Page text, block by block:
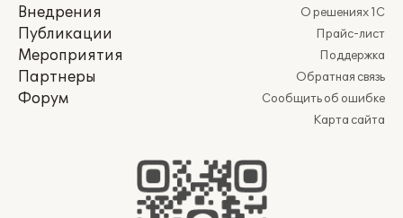
Внедрения
Публикации
Мероприятия
Партнеры
Форум
О решениях 1С
Прайс-лист
Поддержка
Обратная связь
Сообщить об ошибке
Карта сайта